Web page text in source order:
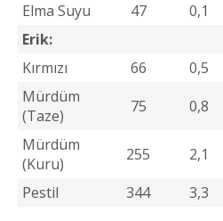
Elma Suyu
47 0,1
Erik:
Kırmızı
66 0,5
Mürdüm
(Taze)
75 0,8
Mürdüm
(Kuru)
255 2,1
Pestil
344 3,3